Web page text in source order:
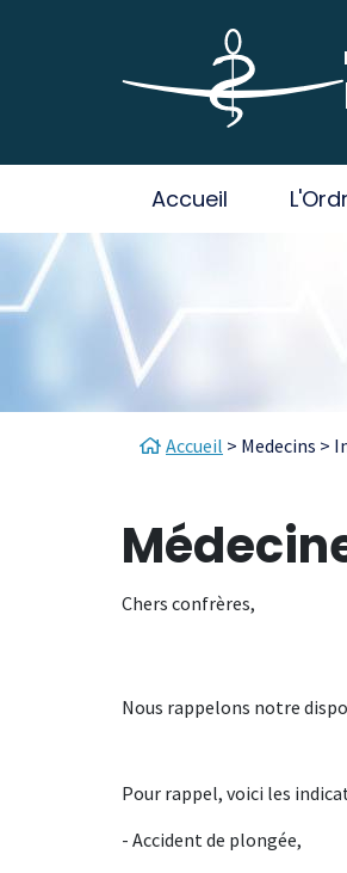
Main navigation
Accueil
Fil d'Ariane
Accueil Medecins
Chers confrères,
Nous rappelons notre
Pour rappel, voici les
- Accident de plongée,